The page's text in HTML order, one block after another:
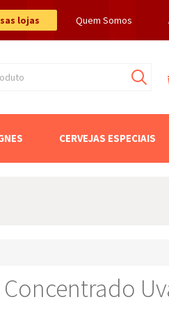
lojas Quem Somos
CERVEJAS ESPECIAIS